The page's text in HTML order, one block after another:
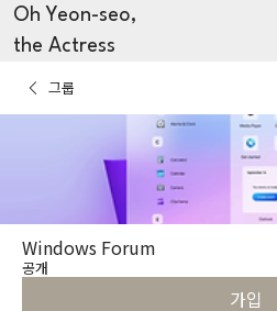
Oh Yeon-seo,
the Actress
그룹
Windows Forum
공개
가입